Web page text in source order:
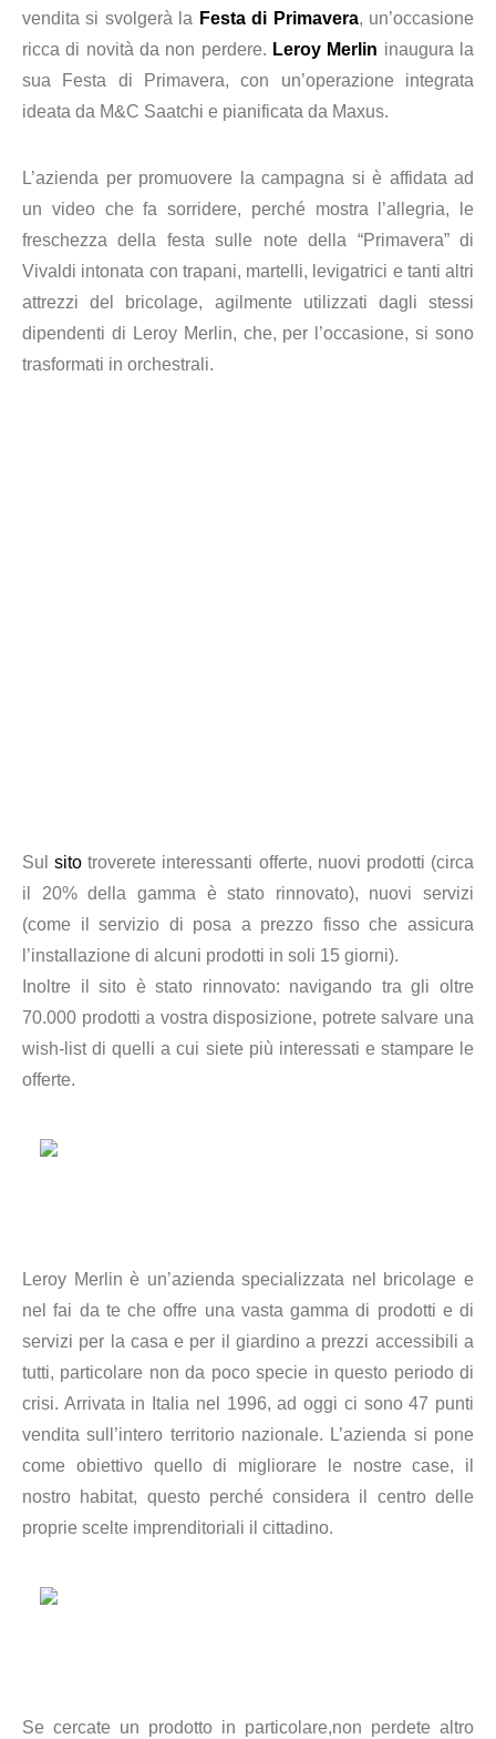
vendita si svolgerà la Festa di Primavera, un’occasione
ricca di novità da non perdere. Leroy Merlin inaugura la
sua Festa di Primavera, con un’operazione integrata
ideata da M&C Saatchi e pianificata da Maxus.
L’azienda per promuovere la campagna si è affidata ad
un video che fa sorridere, perché mostra l’allegria, le
freschezza della festa sulle note della “Primavera” di
Vivaldi intonata con trapani, martelli, levigatrici e tanti altri
attrezzi del bricolage, agilmente utilizzati dagli stessi
dipendenti di Leroy Merlin, che, per l’occasione, si sono
trasformati in orchestrali.
Sulsito troverete interessanti offerte, nuovi prodotti (circa
il 20% della gamma è stato rinnovato), nuovi servizi
(come il servizio di posa a prezzo fisso che assicura
l’installazione di alcuni prodotti in soli 15 giorni).
Inoltre il sito è stato rinnovato: navigando tra gli oltre
70.000 prodotti a vostra disposizione, potrete salvare una
wish-list di quelli a cui siete più interessati e stampare le
offerte.
Leroy Merlin è un’azienda specializzata nel bricolage e
nel fai da te che offre una vasta gamma di prodotti e di
servizi per la casa e per il giardino a prezzi accessibili a
tutti, particolare non da poco specie in questo periodo di
crisi. Arrivata in Italia nel 1996, ad oggi ci sono 47 punti
vendita sull’intero territorio nazionale. L’azienda si pone
come obiettivo quello di migliorare le nostre case, il
nostro habitat, questo perché considera il centro delle
proprie scelte imprenditoriali il cittadino.
Se cercate un prodotto in particolare,non perdete altro